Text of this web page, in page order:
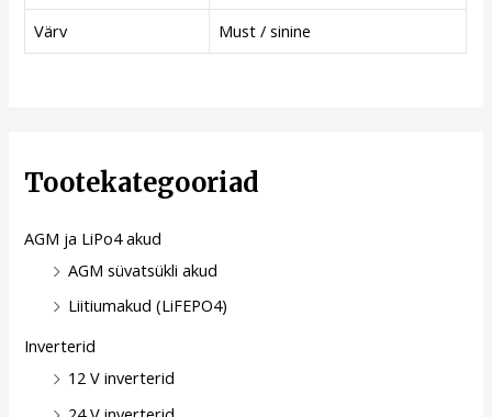
Värv Must / sinine
Tootekategooriad
AGM ja LiPo4 akud
AGM süvatsükli akud
Liitiumakud (LiFEPO4)
Inverterid
12 V inverterid